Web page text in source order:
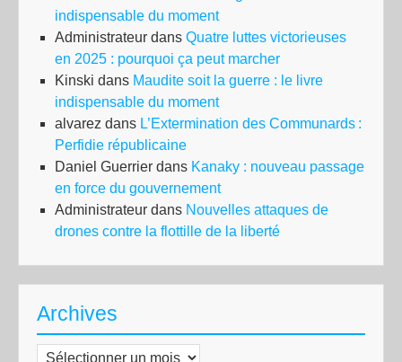
indispensable du moment
Administrateur dans Quatre luttes victorieuses
en 2025 : pourquoi ça peut marcher
Kinski dans Maudite soit la guerre : le livre
indispensable du moment
alvarez dans L’Extermination des Communards :
Perfidie républicaine
Daniel Guerrier dans Kanaky : nouveau passage
en force du gouvernement
Administrateur dans Nouvelles attaques de
drones contre la flottille de la liberté
Archives
Archives